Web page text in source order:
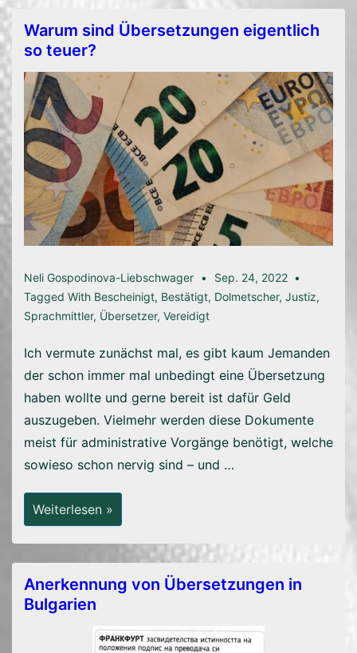
Warum sind Übersetzungen eigentlich
so teuer?
Neli Gospodinova-Liebschwager
Sep. 24, 2022
Tagged With Bescheinigt, Bestätigt, Dolmetscher, Justiz,
Sprachmittler, Übersetzer, Vereidigt
Ich vermute zunächst mal, es gibt kaum Jemanden
der schon immer mal unbedingt eine Übersetzung
haben wollte und gerne bereit ist dafür Geld
auszugeben. Vielmehr werden diese Dokumente
meist für administrative Vorgänge benötigt, welche
sowieso schon nervig sind – und …
Warum
Sind
Übersetzungen
Eigentlich
Teuer?
Weiterlesen »
Anerkennung von Übersetzungen in
Bulgarien